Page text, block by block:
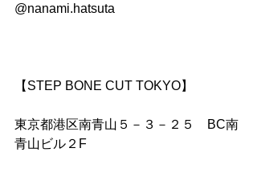
@nanami.hatsuta
【STEP BONE CUT TOKYO】
東京都港区南青山５－３－２５　BC南
青山ビル２F